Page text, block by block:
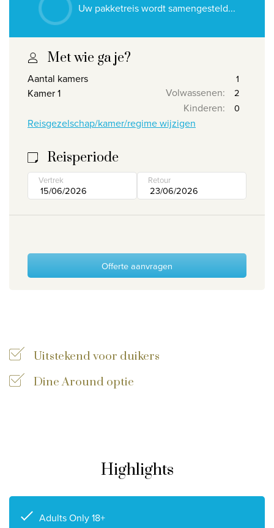
IKYK Malta
SALT of Palmar Mauritius
Bekijk alle promoties
Over Travelworld
Waarom Travelworld
Onze bestemmingen
Contacteer ons
Nuttige links
Uw pakketreis wordt samengesteld...
Met wie ga je?
Aantal kamers
Kamer 1
Volwassenen:
Kinderen:
Reisgezelschap/kamer/regime wijzigen
Reisperiode
Vertrek Retour
Offerte aanvragen
Uitstekend voor duikers
Dine Around optie
Highlights
Adults Only 18+